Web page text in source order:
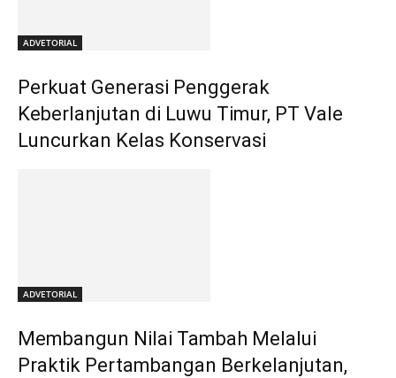
ADVETORIAL
Perkuat Generasi Penggerak
Keberlanjutan di Luwu Timur, PT Vale
Luncurkan Kelas Konservasi
ADVETORIAL
Membangun Nilai Tambah Melalui
Praktik Pertambangan Berkelanjutan,